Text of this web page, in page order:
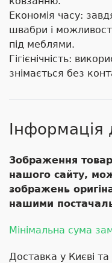
Економія часу:
швабри і
під меблями.
Гігієнічність:
знімається без
Інформація
Зображення
нашого сайту,
зображень
нашими
Мінімальна сума
Доставка у Києві та